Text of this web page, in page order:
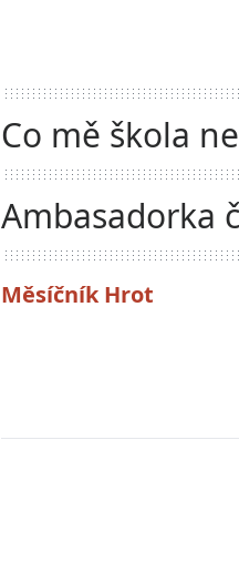
Co mě škola
Ambasadorka
Ocelová dáma
Materová
Měsíčník Hrot